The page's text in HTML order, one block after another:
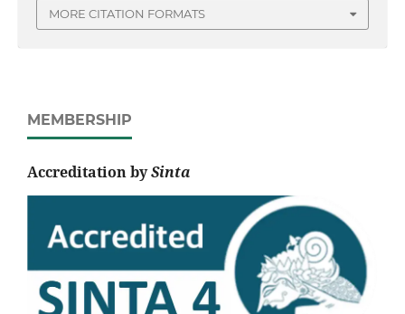
MORE CITATION FORMATS
MEMBERSHIP
Accreditation bySinta